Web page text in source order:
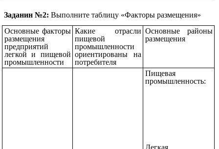
Заданин №2: Выполните таблицу «Факторы размещения»
Основные факторы
размещения
предприятий
легкой и пищевой
промышленности
Какие отрасли
пищевой
промышленности
ориентированы на
потребителя
Основные районы
размещения
Пищевая
промышленность:
Легкая